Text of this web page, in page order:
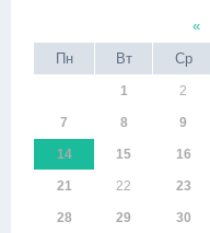
«
Пн
Вт Ср
1 2
7 8 9
14 15 16
21 22 23
28 29 30